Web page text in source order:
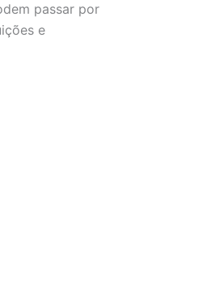
passar por
e